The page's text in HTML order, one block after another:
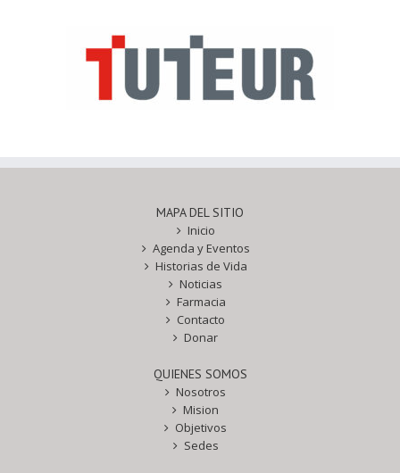
MAPA DEL SITIO
Inicio
Agenda y Eventos
Historias de Vida
Noticias
Farmacia
Contacto
Donar
QUIENES SOMOS
Nosotros
Mision
Objetivos
Sedes